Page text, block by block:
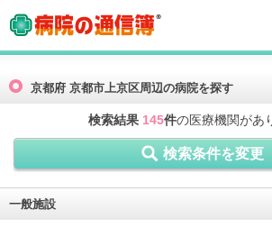
病院の通信簿
京都府 京都市上京区周辺の病院を探す
検索結果 145件の医療機関があ
検索条件を変更
一般施設